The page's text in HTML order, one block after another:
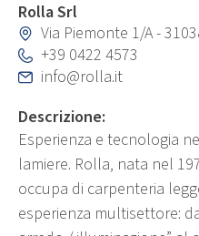
Rolla Srl
Via Piemonte 1/A -
+39 0422 4573
info@rolla.it
Descrizione:
Esperienza e tecnologia
lamiere. Rolla, nata nel
occupa di carpenteria
esperienza multisettore: